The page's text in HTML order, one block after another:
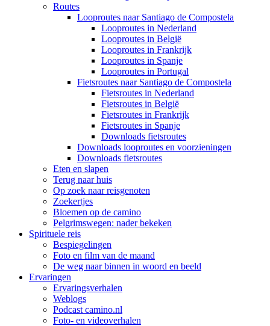
Routes
Looproutes naar Santiago de Compostela
Looproutes in Nederland
Looproutes in België
Looproutes in Frankrijk
Looproutes in Spanje
Looproutes in Portugal
Fietsroutes naar Santiago de Compostela
Fietsroutes in Nederland
Fietsroutes in België
Fietsroutes in Frankrijk
Fietsroutes in Spanje
Downloads fietsroutes
Downloads looproutes en voorzieningen
Downloads fietsroutes
Eten en slapen
Terug naar huis
Op zoek naar reisgenoten
Zoekertjes
Bloemen op de camino
Pelgrimswegen: nader bekeken
Spirituele reis
Bespiegelingen
Foto en film van de maand
De weg naar binnen in woord en beeld
Ervaringen
Ervaringsverhalen
Weblogs
Podcast camino.nl
Foto- en videoverhalen